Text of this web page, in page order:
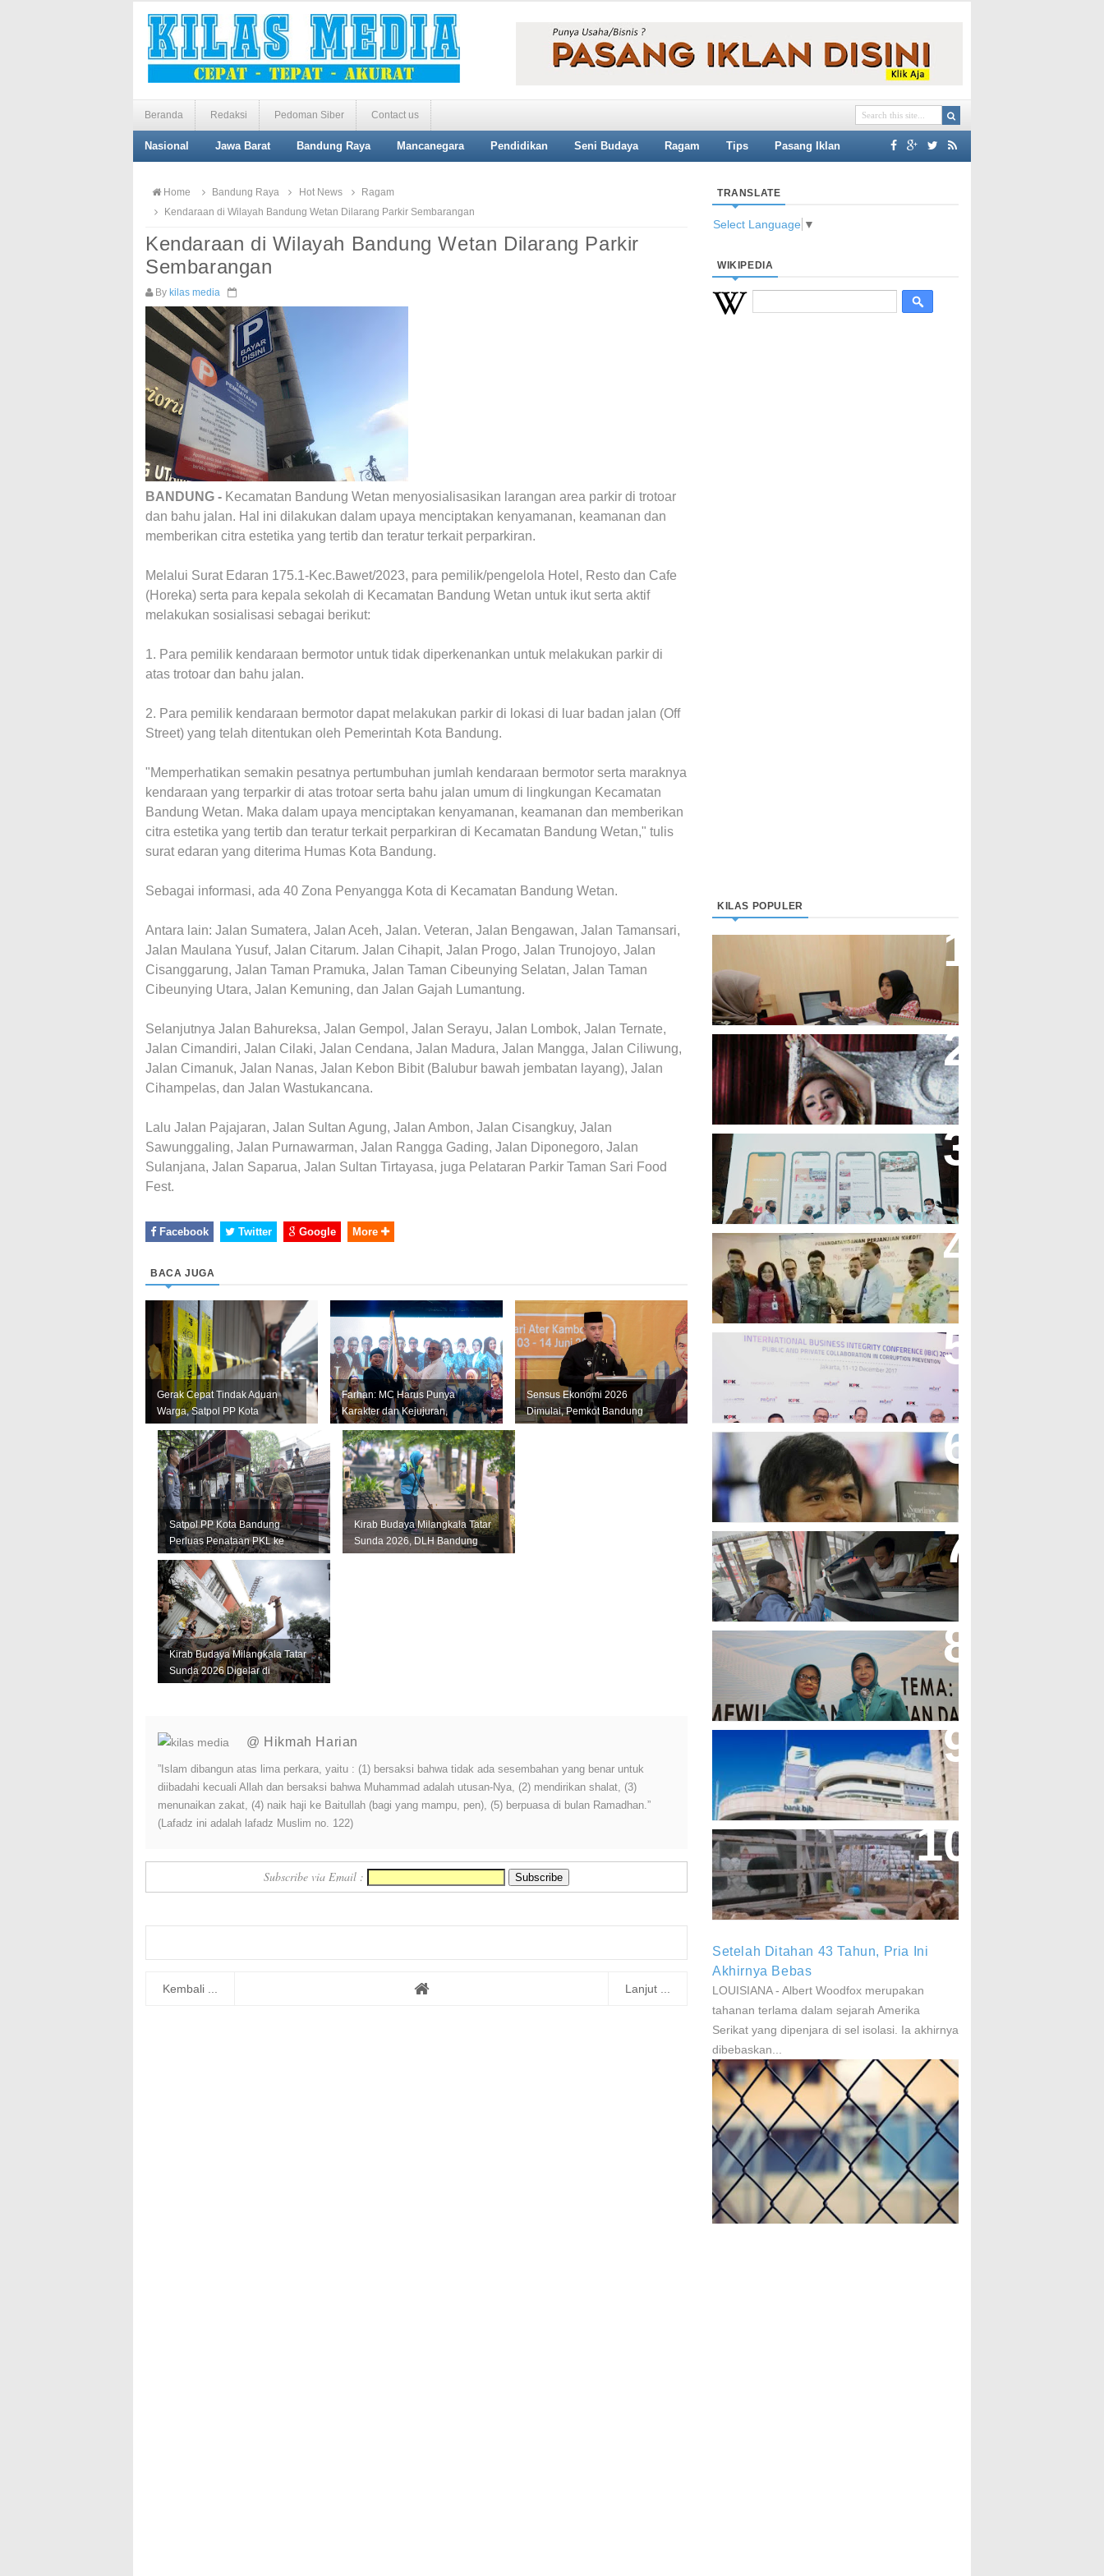
Beranda Redaksi Pedoman Siber Contact us
Nasional Jawa Barat Bandung Raya Mancanegara Pendidikan Seni Budaya Ragam Tips Pasang Iklan
Home Bandung Raya Hot News
Ragam
Kendaraan di Wilayah Bandung Wetan Dilarang Parkir Sembarangan
Kendaraan di Wilayah Bandung Wetan Dilarang Parkir
Sembarangan
By kilas media
BANDUNG - Kecamatan Bandung Wetan menyosialisasikan larangan area parkir di trotoar
dan bahu jalan. Hal ini dilakukan dalam upaya menciptakan kenyamanan, keamanan dan
memberikan citra estetika yang tertib dan teratur terkait perparkiran.
Melalui Surat Edaran 175.1-Kec.Bawet/2023, para pemilik/pengelola Hotel, Resto dan Cafe
(Horeka) serta para kepala sekolah di Kecamatan Bandung Wetan untuk ikut serta aktif
melakukan sosialisasi sebagai berikut:
1. Para pemilik kendaraan bermotor untuk tidak diperkenankan untuk melakukan parkir di
atas trotoar dan bahu jalan.
2. Para pemilik kendaraan bermotor dapat melakukan parkir di lokasi di luar badan jalan (Off
Street) yang telah ditentukan oleh Pemerintah Kota Bandung.
"Memperhatikan semakin pesatnya pertumbuhan jumlah kendaraan bermotor serta maraknya
kendaraan yang terparkir di atas trotoar serta bahu jalan umum di lingkungan Kecamatan
Bandung Wetan. Maka dalam upaya menciptakan kenyamanan, keamanan dan memberikan
citra estetika yang tertib dan teratur terkait perparkiran di Kecamatan Bandung Wetan," tulis
surat edaran yang diterima Humas Kota Bandung.
Sebagai informasi, ada 40 Zona Penyangga Kota di Kecamatan Bandung Wetan.
Antara lain: Jalan Sumatera, Jalan Aceh, Jalan. Veteran, Jalan Bengawan, Jalan Tamansari,
Jalan Maulana Yusuf, Jalan Citarum. Jalan Cihapit, Jalan Progo, Jalan Trunojoyo, Jalan
Cisanggarung, Jalan Taman Pramuka, Jalan Taman Cibeunying Selatan, Jalan Taman
Cibeunying Utara, Jalan Kemuning, dan Jalan Gajah Lumantung.
Selanjutnya Jalan Bahureksa, Jalan Gempol, Jalan Serayu, Jalan Lombok, Jalan Ternate,
Jalan Cimandiri, Jalan Cilaki, Jalan Cendana, Jalan Madura, Jalan Mangga, Jalan Ciliwung,
Jalan Cimanuk, Jalan Nanas, Jalan Kebon Bibit (Balubur bawah jembatan layang), Jalan
Cihampelas, dan Jalan Wastukancana.
Lalu Jalan Pajajaran, Jalan Sultan Agung, Jalan Ambon, Jalan Cisangkuy, Jalan
Sawunggaling, Jalan Purnawarman, Jalan Rangga Gading, Jalan Diponegoro, Jalan
Sulanjana, Jalan Saparua, Jalan Sultan Tirtayasa, juga Pelataran Parkir Taman Sari Food
Fest.
Facebook Twitter Google More
BACA JUGA
Gerak Cepat Tindak Aduan
Warga, Satpol PP Kota
Bandung Segel Empat Kios
Miras Il...
Farhan: MC Harus Punya
Karakter dan Kejujuran,
Jangan Jadi Tiruan Orang
Lain
Sensus Ekonomi 2026
Dimulai, Pemkot Bandung
Satpol PP Kota Bandung
Perluas Penataan PKL ke
Sejumlah Kawasan Strategis
Kirab Budaya Milangkala Tatar
Sunda 2026, DLH Bandung
Kirab Budaya Milangkala Tatar
Sunda 2026 Digelar di
@ Hikmah Harian
”Islam dibangun atas lima perkara, yaitu : (1) bersaksi bahwa tidak ada sesembahan yang benar untuk
diibadahi kecuali Allah dan bersaksi bahwa Muhammad adalah utusan-Nya, (2) mendirikan shalat, (3)
menunaikan zakat, (4) naik haji ke Baitullah (bagi yang mampu, pen), (5) berpuasa di bulan Ramadhan.”
(Lafadz ini adalah lafadz Muslim no. 122)
Subscribe via Email :
Kembali ... Lanjut ...
TRANSLATE
Select Language ▼
WIKIPEDIA
KILAS POPULER
Keuangan Syariah Di Indonesia
Meningkat
Cupi Cupita Luncurkan Single
“Yo Uwis”
Bandung Great Sale 2020 Go
Online Resmi Dimulai
Bank Bjb Fasilitasi Kredit Modal
Kerja Konstruksi PT Adhi Karya
Keren, Bank BJB Kantongi
Puluhan Penghargaan Sepanjang
2017
Dicibir Di Medsos, Manny
Pacquiao Tegaskan Pendirian
Tolak LGBT
Bjb T Samsat Manjakan Nasabah
Dalam Bayar Pajak Kendaraan
Perpres No.99/2017 Bisa Jadi
Acuan Semangat Pengabdian
Aher Minta Pemerintah Pusat
Masukan Kembali BJB Sebagai
Penyalur KUR
Paparan Pestisida Sebabkan
Parkinson Dan Kanker
Setelah Ditahan 43 Tahun, Pria Ini
Akhirnya Bebas
LOUISIANA - Albert Woodfox merupakan
tahanan terlama dalam sejarah Amerika
Serikat yang dipenjara di sel isolasi. Ia akhirnya
dibebaskan...